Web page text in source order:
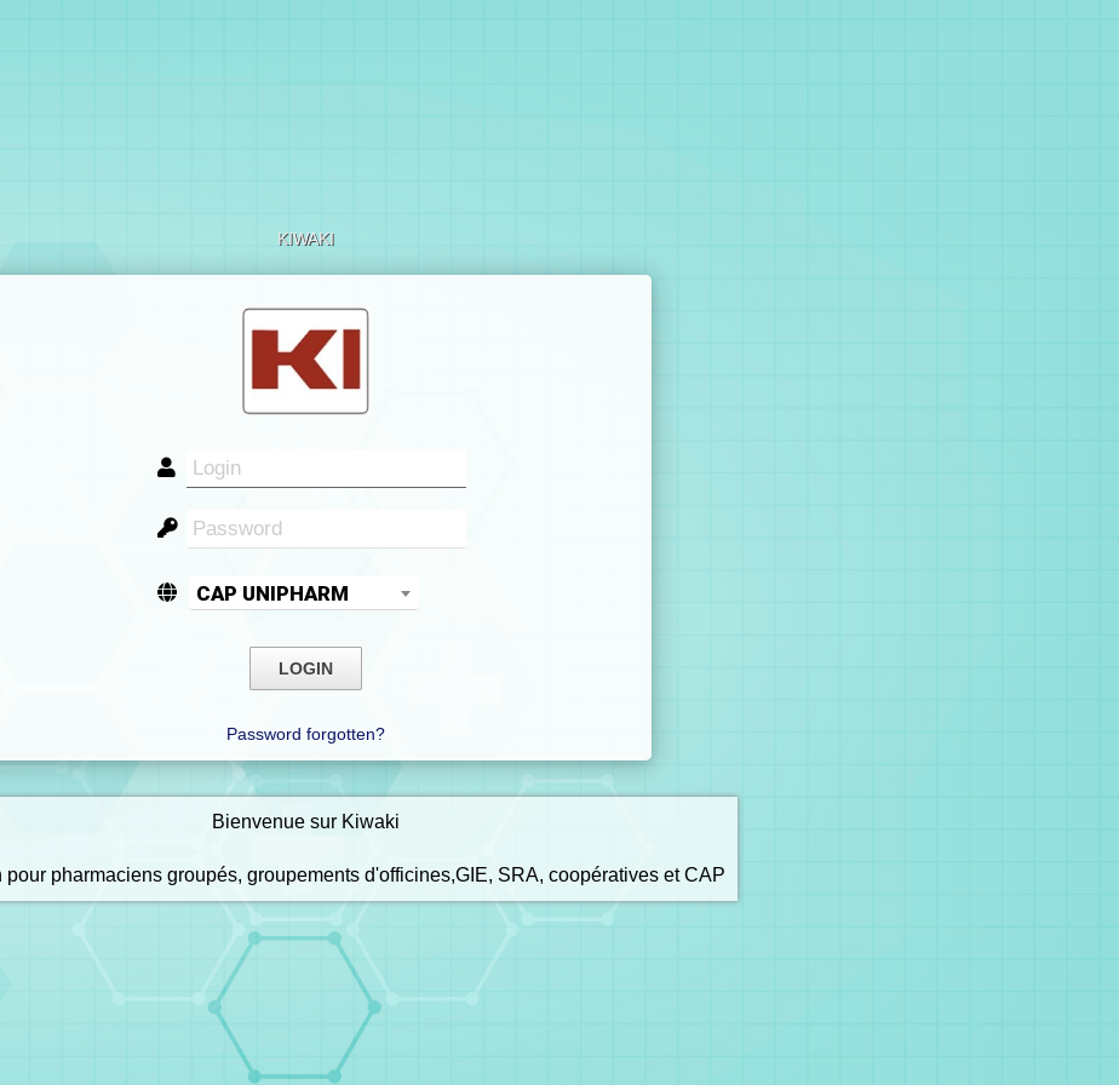
KIWAKI
CAP UNIPHARM
Password forgotten?
Bienvenue sur Kiwaki
pour pharmaciens groupés, groupements d'officines,GIE, SRA, coopératives et CAP